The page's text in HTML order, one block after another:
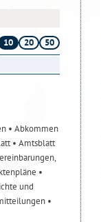
10 20
50
• Abkommen
• Amtsblatt
•
und
•